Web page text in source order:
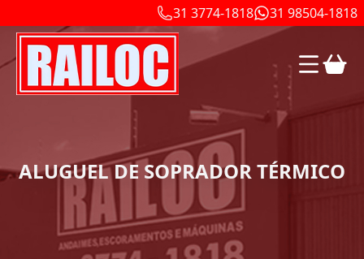
31 3774-1818 31 98504-1818
ALUGUEL DE SOPRADOR TÉRMICO